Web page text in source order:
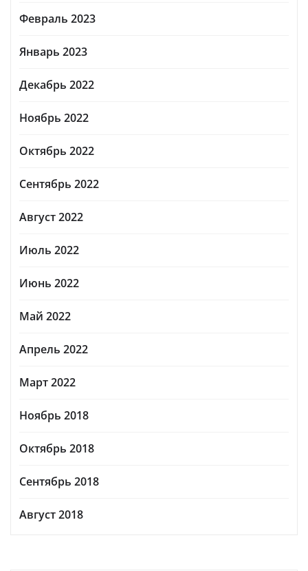
Февраль 2023
Январь 2023
Декабрь 2022
Ноябрь 2022
Октябрь 2022
Сентябрь 2022
Август 2022
Июль 2022
Июнь 2022
Май 2022
Апрель 2022
Март 2022
Ноябрь 2018
Октябрь 2018
Сентябрь 2018
Август 2018